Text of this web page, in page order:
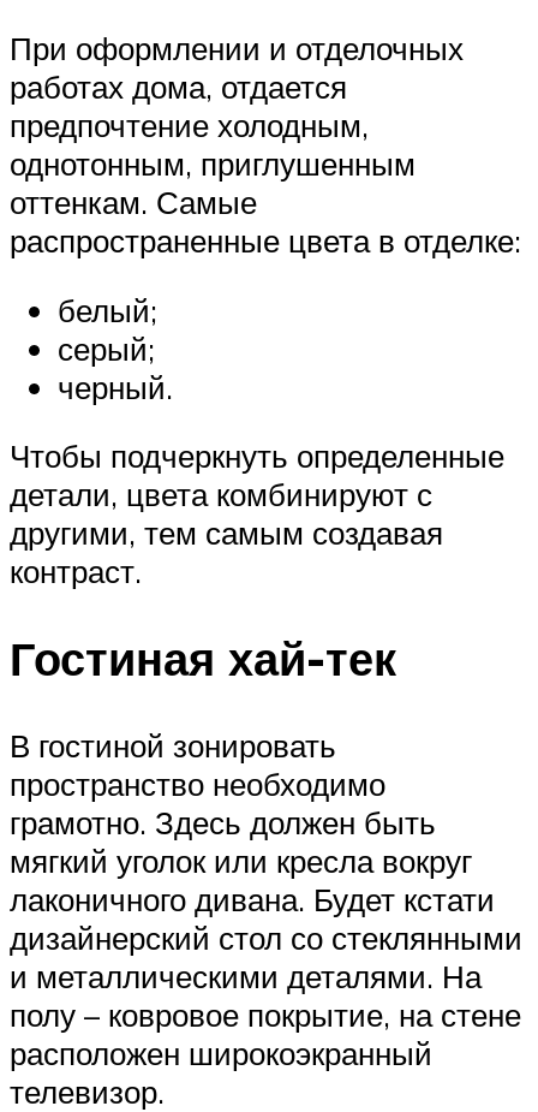
При оформлении и отделочных
работах дома, отдается
предпочтение холодным,
однотонным, приглушенным
оттенкам. Самые
распространенные цвета в отделке:
белый;
серый;
черный.
Чтобы подчеркнуть определенные
детали, цвета комбинируют с
другими, тем самым создавая
контраст.
Гостиная хай-тек
В гостиной зонировать
пространство необходимо
грамотно. Здесь должен быть
мягкий уголок или кресла вокруг
лаконичного дивана. Будет кстати
дизайнерский стол со стеклянными
и металлическими деталями. На
полу – ковровое покрытие, на стене
расположен широкоэкранный
телевизор.